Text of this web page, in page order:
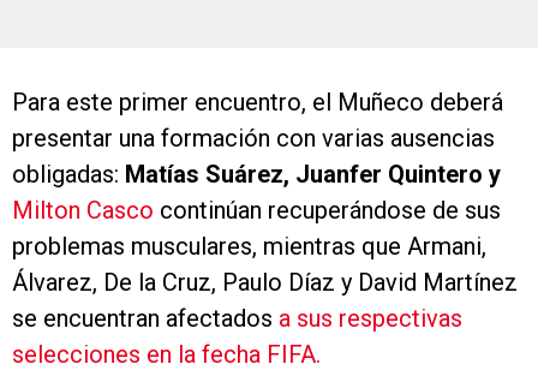
Para este primer encuentro, el Muñeco deberá
presentar una formación con varias ausencias
obligadas: Matías Suárez, Juanfer Quintero y
Milton Casco continúan recuperándose de sus
problemas musculares, mientras que Armani,
Álvarez, De la Cruz, Paulo Díaz y David Martínez
se encuentran afectados a sus respectivas
selecciones en la fecha FIFA.